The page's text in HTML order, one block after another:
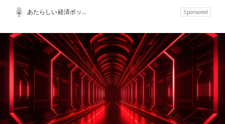
あたらしい経済ポッドキャスト Sponsored